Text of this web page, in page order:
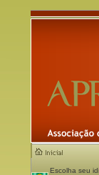
Escolha seu